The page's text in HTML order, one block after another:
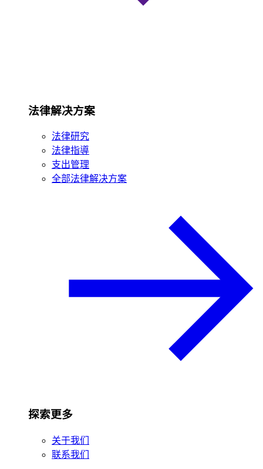
法律解决方案
法律研究
法律指導
支出管理
全部法律解决方案
探索更多
关于我们
联系我们